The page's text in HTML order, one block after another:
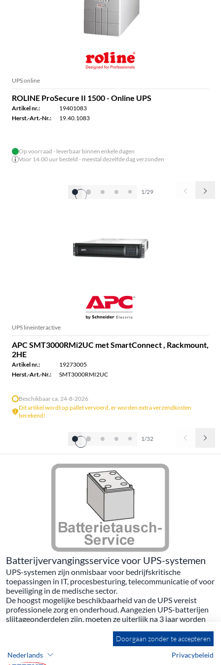
UPS online
ROLINE ProSecure II 1500 - Online UPS
Artikel nr.:
19401083
Herst.-Art.-Nr.:
19.40.1083
Op voorraad - leverbaar binnen enkele dagen
Voor 14.00 uur besteld - meestal dezelfde dag verzonden
1/29
UPS lineinteractive
APC SMT3000RMi2UC met SmartConnect , Rackmount,
2HE
Artikel nr.:
19273005
Herst.-Art.-Nr.:
SMT3000RMI2UC
Beschikbaar ca. 24-8-2026
Dit artikel wordt op pallet vervoerd, er worden extra verzendkosten
berekend!
1/32
Batterijvervangingsservice voor UPS-systemen
UPS-systemen zijn onmisbaar voor bedrijfskritische
toepassingen in IT, procesbesturing, telecommunicatie of voor
beveiliging in de medische sector.
De hoogst mogelijke beschikbaarheid van de UPS vereist
professionele zorg en onderhoud. Aangezien UPS-batterijen
slijtageonderdelen zijn, moeten ze uiterlijk na 3 jaar worden
- Vlekkeloze werking van uw UPS
- Hoge betrouwbaarheid in geval van nood
Doorgaan zonder te accepteren
Nederlands
Privacybeleid